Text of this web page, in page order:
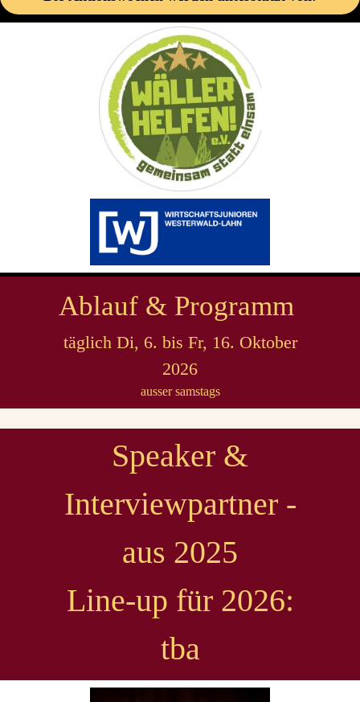
Ablauf & Programm
täglich Di, 6. bis Fr, 16. Oktober
2026
ausser samstags
Speaker &
Interviewpartner -
aus 2025
Line-up für 2026:
tba